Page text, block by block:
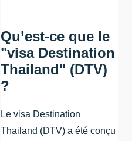
Qu’est-ce que le
"visa Destination
Thailand" (DTV)
?
Le visa Destination
Thailand (DTV) a été conçu